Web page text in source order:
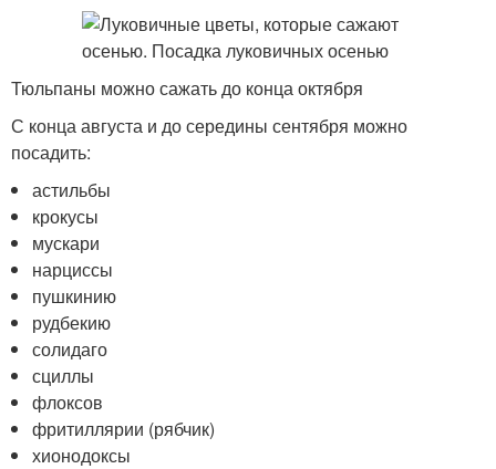
Тюльпаны можно сажать до конца октября
С конца августа и до середины сентября можно
посадить:
астильбы
крокусы
мускари
нарциссы
пушкинию
рудбекию
солидаго
сциллы
флоксов
фритиллярии (рябчик)
хионодоксы